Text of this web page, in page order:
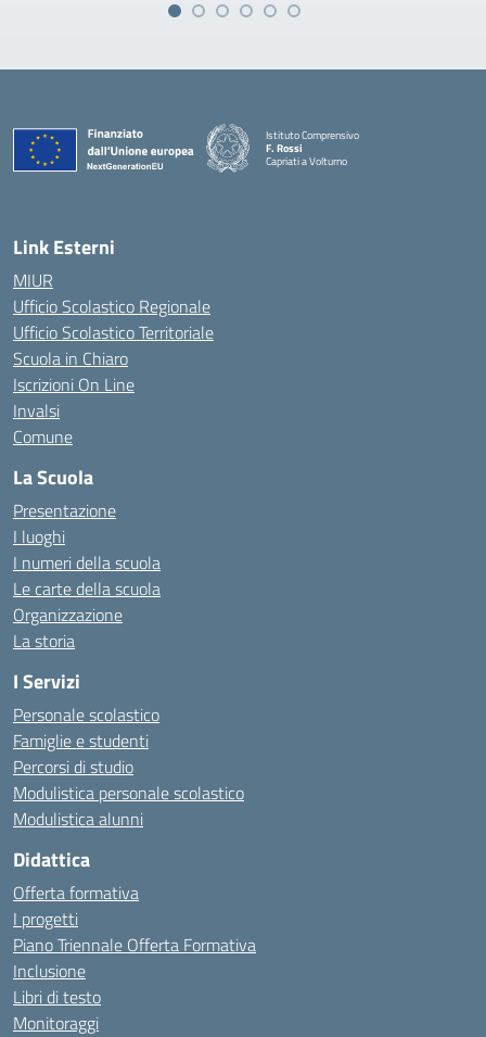
Istituto Comprensivo
F. Rossi
Capriati a Volturno
— Visita la pagina iniziale della scuola
Link Esterni
MIUR
Ufficio Scolastico Regionale
Ufficio Scolastico Territoriale
Scuola in Chiaro
Iscrizioni On Line
Invalsi
Comune
La Scuola
Presentazione
I luoghi
I numeri della scuola
Le carte della scuola
Organizzazione
La storia
I Servizi
Personale scolastico
Famiglie e studenti
Percorsi di studio
Modulistica personale scolastico
Modulistica alunni
Didattica
Offerta formativa
I progetti
Piano Triennale Offerta Formativa
Inclusione
Libri di testo
Monitoraggi